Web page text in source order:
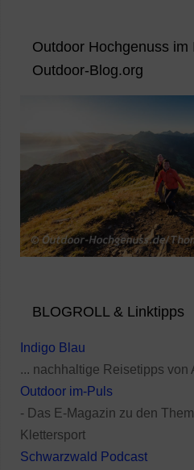
Outdoor Hochgenuss im
Outdoor-Blog.org
BLOGROLL & Linktipps
Indigo Blau
... nachhaltige Reisetipps von
Outdoor im-Puls
- Das E-Magazin zu den
Klettersport
Schwarzwald Podcast